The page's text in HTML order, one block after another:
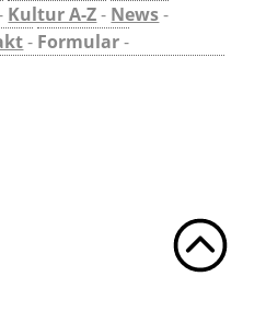
Kultur A-Z- News-
- Formular-